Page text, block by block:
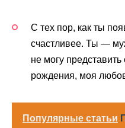
С тех пор, как ты
счастливее. Ты —
не могу
рождения, моя
Популярные статьи